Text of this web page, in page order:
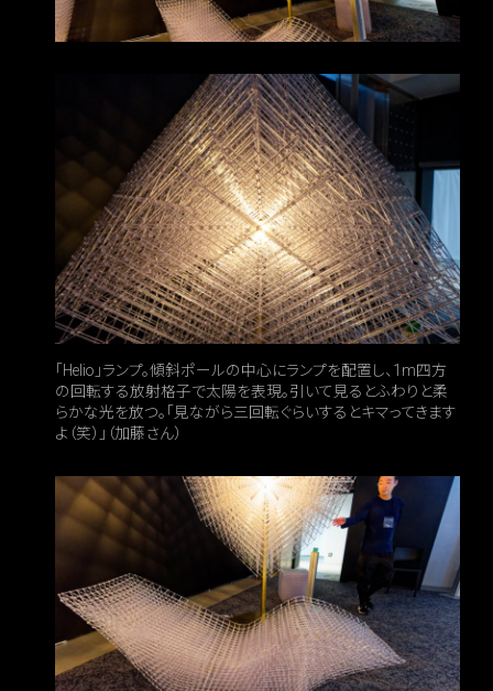
「Helio」ランプ。傾斜ポールの中心にランプを配置し、1m四方
の回転する放射格子で太陽を表現。引いて見るとふわりと柔
らかな光を放つ。「見ながら三回転ぐらいするとキマってきます
よ（笑）」（加藤さん）